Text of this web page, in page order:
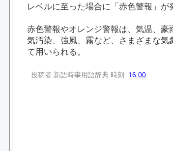
レベルに至った場合に「赤色警報」が
赤色警報やオレンジ警報は、気温、豪
気汚染、強風、霧など、さまざまな気
て用いられる。
投稿者 新語時事用語辞典 時刻: 16:00